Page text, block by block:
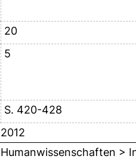
20
5
S. 420-428
2012
Humanwissenschaften >